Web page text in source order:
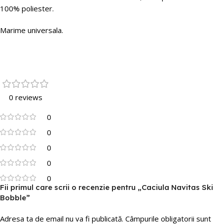
100% poliester.
Marime universala.
0 reviews
0
0
0
0
0
Fii primul care scrii o recenzie pentru „Caciula Navitas Ski
Bobble”
Adresa ta de email nu va fi publicată. Câmpurile obligatorii sunt